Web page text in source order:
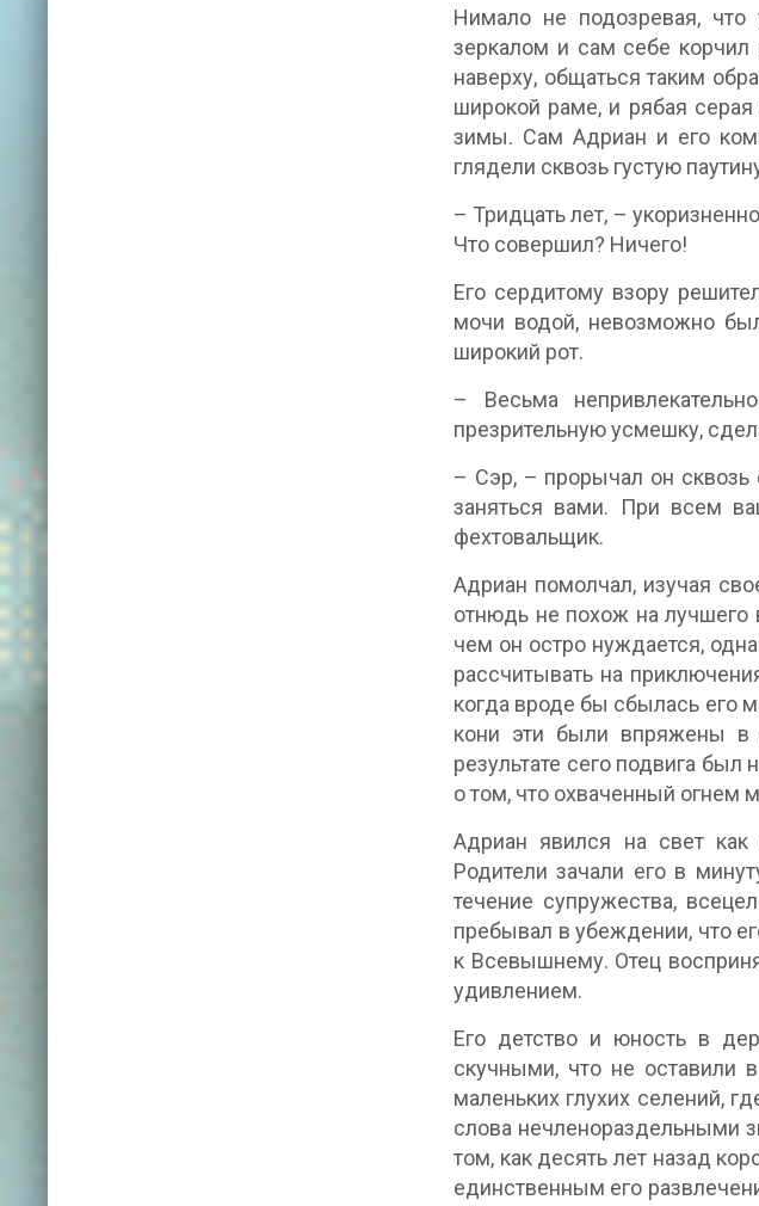
Нимало не подозревая,
зеркалом и сам себе
наверху, общаться таким
широкой раме, и рябая
зимы. Сам Адриан и его
глядели сквозь густую
– Тридцать лет, –
Что совершил? Ничего!
Его сердитому взору
мочи водой, невозможно
широкий рот.
– Весьма
презрительную усмешку,
– Сэр, – прорычал он сквозь
заняться вами. При всем
фехтовальщик.
Адриан помолчал, изучая
отнюдь не похож на лучшего
чем он остро нуждается,
рассчитывать на
когда вроде бы сбылась его
кони эти были впряжены в
результате сего подвига
о том, что охваченный огнем
Адриан явился на свет
Родители зачали его в
течение супружества,
пребывал в убеждении, что
к Всевышнему. Отец
удивлением.
Его детство и юность в
скучными, что не оставили
маленьких глухих селений,
слова нечленораздельными
том, как десять лет назад
единственным его